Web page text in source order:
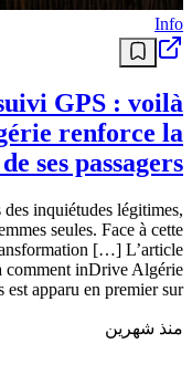
Info
GPS : voilà
renforce la
ses passagers
inquiétudes légitimes,
seules. Face à cette
[…] L’article
comment inDrive Algérie
apparu en premier sur .
منذ شهرين